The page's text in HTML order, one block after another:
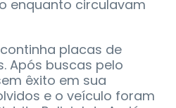
enquanto circulavam
placas de
Após buscas pelo
êxito em sua
e o veículo foram